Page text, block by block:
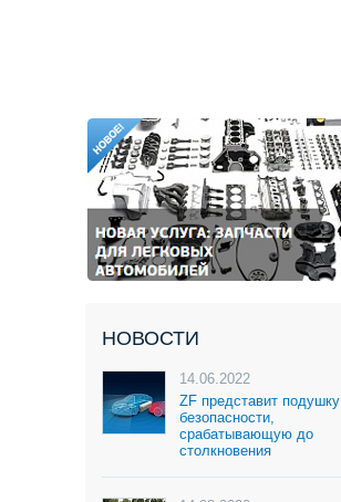
НОВОСТИ
14.06.2022
ZF представит подушку
безопасности,
срабатывающую до
столкновения